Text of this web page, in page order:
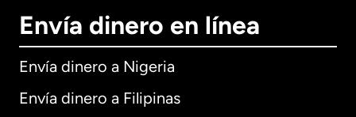
Envía dinero en línea
Envía dinero a Nigeria
Envía dinero a Filipinas